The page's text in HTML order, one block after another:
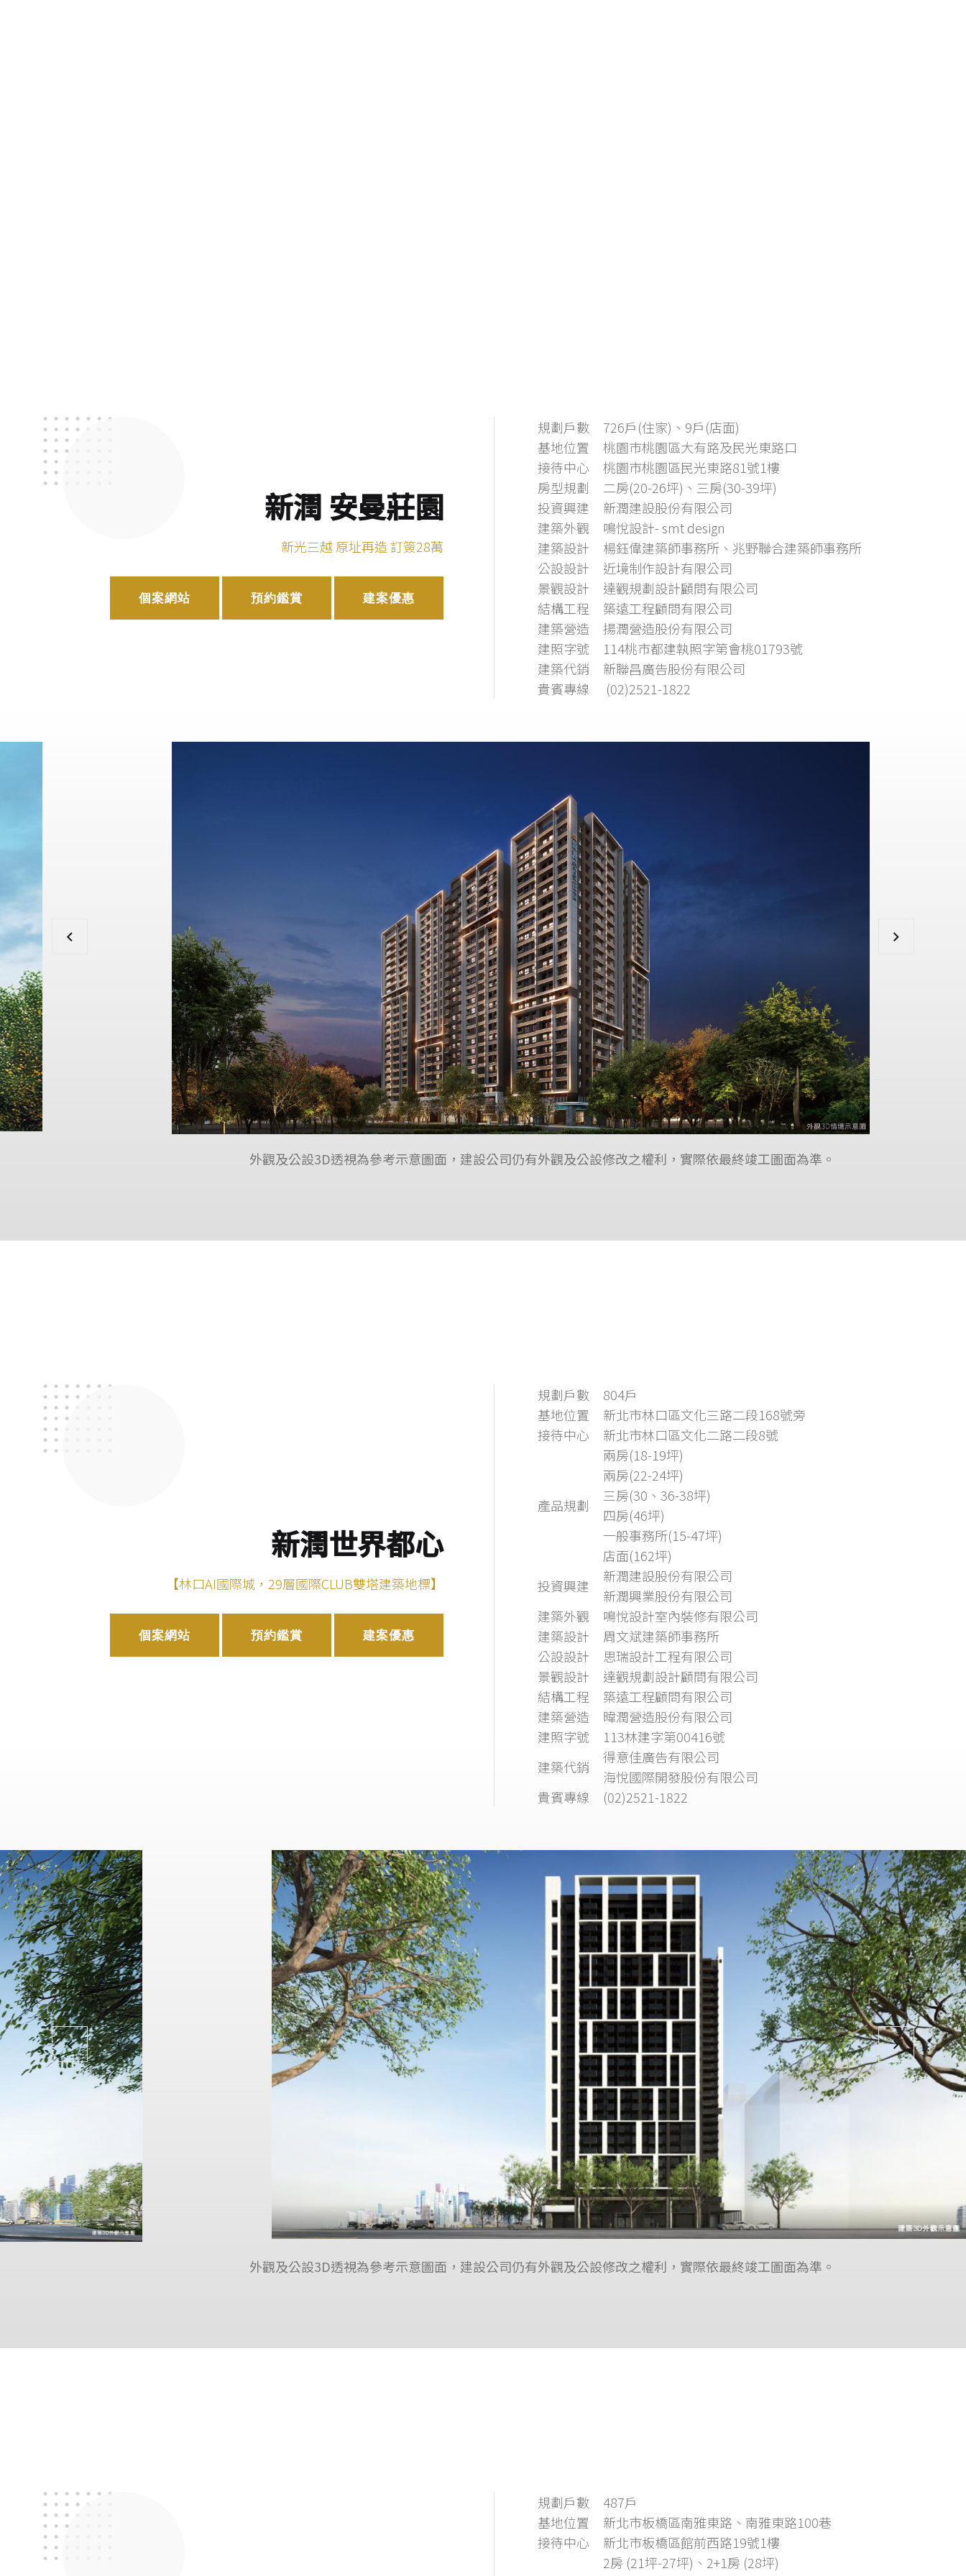
新潤 安曼莊園
新光三越 原址再造 訂簽28萬
個案網站 預約鑑賞 建案優惠
規劃戶數
726戶(住家)、9戶(店面)
基地位置
桃園市桃園區大有路及民光東路口
接待中心
桃園市桃園區民光東路81號1樓
房型規劃
二房(20-26坪)、三房(30-39坪)
投資興建
新潤建設股份有限公司
建築外觀
鳴悅設計- smt design
建築設計
楊鈺偉建築師事務所、兆野聯合建築師事務所
公設設計
近境制作設計有限公司
景觀設計
達觀規劃設計顧問有限公司
結構工程
築遠工程顧問有限公司
建築營造
揚潤營造股份有限公司
建照字號
114桃市都建執照字第會桃01793號
建築代銷
新聯昌廣告股份有限公司
貴賓專線
(02)2521-1822
外觀及公設3D透視為參考示意圖面，建設公司仍有外觀及公設修改之權利，實際依最終竣工圖面為準。
新潤世界都心
【林口AI國際城，29層國際CLUB雙塔建築地標】
個案網站 預約鑑賞 建案優惠
規劃戶數
804戶
基地位置
新北市林口區文化三路二段168號旁
接待中心
新北市林口區文化二路二段8號
產品規劃
兩房(18-19坪)
兩房(22-24坪)
三房(30、36-38坪)
四房(46坪)
一般事務所(15-47坪)
店面(162坪)
投資興建
新潤建設股份有限公司
新潤興業股份有限公司
建築外觀
鳴悅設計室內裝修有限公司
建築設計
周文斌建築師事務所
公設設計
思瑞設計工程有限公司
景觀設計
達觀規劃設計顧問有限公司
結構工程
築遠工程顧問有限公司
建築營造
暐潤營造股份有限公司
建照字號
113林建字第00416號
建築代銷
得意佳廣告有限公司
海悅國際開發股份有限公司
貴賓專線
(02)2521-1822
外觀及公設3D透視為參考示意圖面，建設公司仍有外觀及公設修改之權利，實際依最終竣工圖面為準。
規劃戶數
487戶
基地位置
新北市板橋區南雅東路、南雅東路100巷
接待中心
新北市板橋區館前西路19號1樓
2房 (21坪-27坪)、2+1房 (28坪)